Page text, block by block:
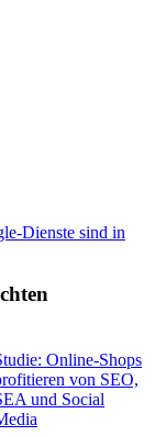
Dienste sind in
Online-Shops
von SEO,
und Social